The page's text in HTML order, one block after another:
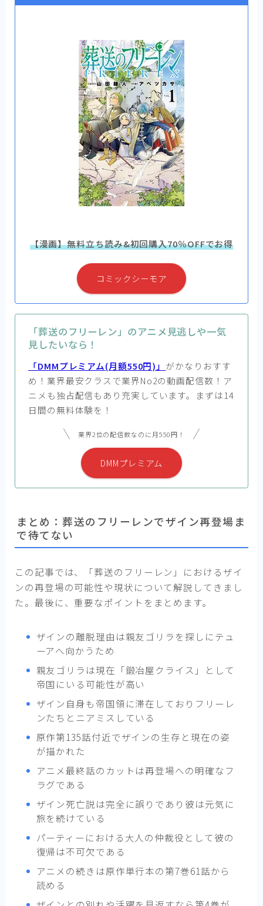
【漫画】無料立ち読み&初回購入70％OFFでお得
コミックシーモア
「葬送のフリーレン」のアニメ見逃しや一気
見したいなら！
「DMMプレミアム(月額550円)」 がかなりおすす
め！業界最安クラスで業界No2の動画配信数！ア
ニメも独占配信もあり充実しています。まずは14
日間の無料体験を！
業界2位の配信数なのに月550円！
DMMプレミアム
まとめ：葬送のフリーレンでザイン再登場ま
で待てない
この記事では、「葬送のフリーレン」におけるザイ
ンの再登場の可能性や現状について解説してきまし
た。最後に、重要なポイントをまとめます。
ザインの離脱理由は親友ゴリラを探しにテュ
ーアへ向かうため
親友ゴリラは現在「鍛冶屋クライス」として
帝国にいる可能性が高い
ザイン自身も帝国領に滞在しておりフリーレ
ンたちとニアミスしている
原作第135話付近でザインの生存と現在の姿
が描かれた
アニメ最終話のカットは再登場への明確なフ
ラグである
ザイン死亡説は完全に誤りであり彼は元気に
旅を続けている
パーティーにおける大人の仲裁役として彼の
復帰は不可欠である
アニメの続きは原作単行本の第7巻61話から
読める